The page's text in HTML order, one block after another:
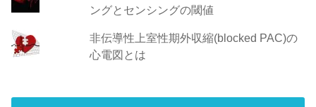
ングとセンシングの閾値
非伝導性上室性期外収縮(blocked PAC)の
心電図とは